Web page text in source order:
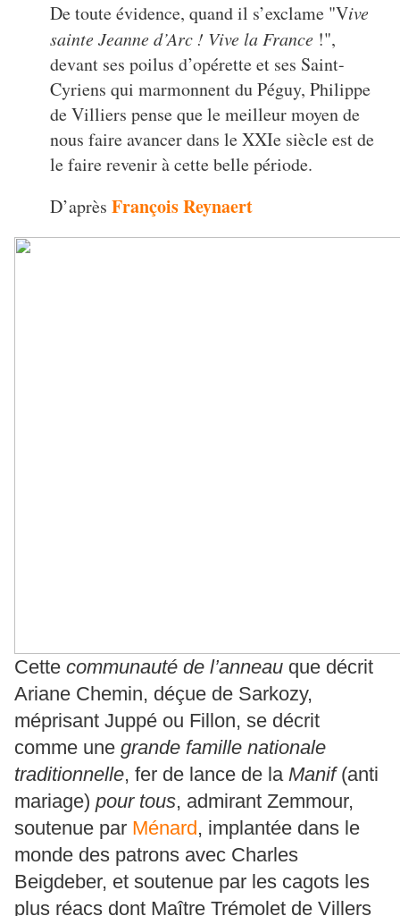
De toute évidence, quand il s’exclame "Vive
sainte Jeanne d’Arc ! Vive la France !",
devant ses poilus d’opérette et ses Saint-
Cyriens qui marmonnent du Péguy, Philippe
de Villiers pense que le meilleur moyen de
nous faire avancer dans le XXIe siècle est de
le faire revenir à cette belle période.
D’après François Reynaert
Cette communauté de l’anneau que décrit
Ariane Chemin, déçue de Sarkozy,
méprisant Juppé ou Fillon, se décrit
comme une grande famille nationale
traditionnelle, fer de lance de la Manif(anti
mariage) pour tous, admirant Zemmour,
soutenue par Ménard, implantée dans le
monde des patrons avec Charles
Beigdeber, et soutenue par les cagots les
plus réacs dont Maître Trémolet de Villers